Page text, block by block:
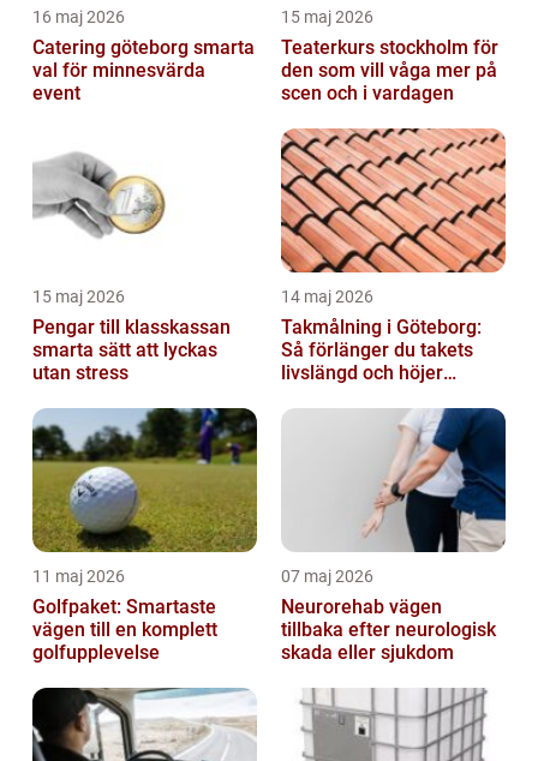
16 maj 2026
Catering göteborg smarta
val för minnesvärda
event
15 maj 2026
Teaterkurs stockholm för
den som vill våga mer på
scen och i vardagen
15 maj 2026
Pengar till klasskassan
smarta sätt att lyckas
utan stress
14 maj 2026
Takmålning i Göteborg:
Så förlänger du takets
livslängd och höjer
11 maj 2026
Golfpaket: Smartaste
vägen till en komplett
golfupplevelse
07 maj 2026
Neurorehab vägen
tillbaka efter neurologisk
skada eller sjukdom